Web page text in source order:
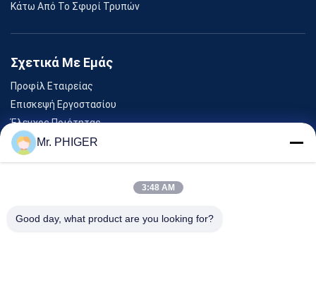
Κάτω Από Το Σφυρί Τρυπών
Σχετικά Με Εμάς
Προφίλ Εταιρείας
Επισκεψή Εργοστασίου
Έλεγχος Ποιότητας
Sitemap
Εκδηλώσεις
Mr. PHIGER
3:48 AM
Good day, what product are you looking for?